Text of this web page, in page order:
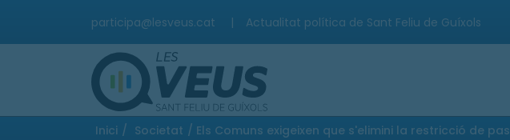
participa@lesveus.cat | Actualitat política de Sant Feliu de Guíxols
Inici / Societat / Els Comuns exigeixen que s'elimini la restricció de pas